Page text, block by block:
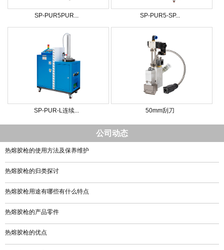
SP-PUR5PUR... SP-PUR5-SP...
SP-PUR-L连续... 50mm刮刀
公司动态
热熔胶枪的使用方法及保养维护
热熔胶枪的归类探讨
热熔胶枪用途有哪些有什么特点
热熔胶枪的产品零件
热熔胶枪的优点